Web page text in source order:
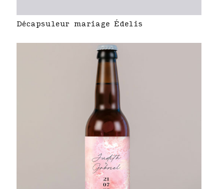
Décapsuleur mariage Édelis